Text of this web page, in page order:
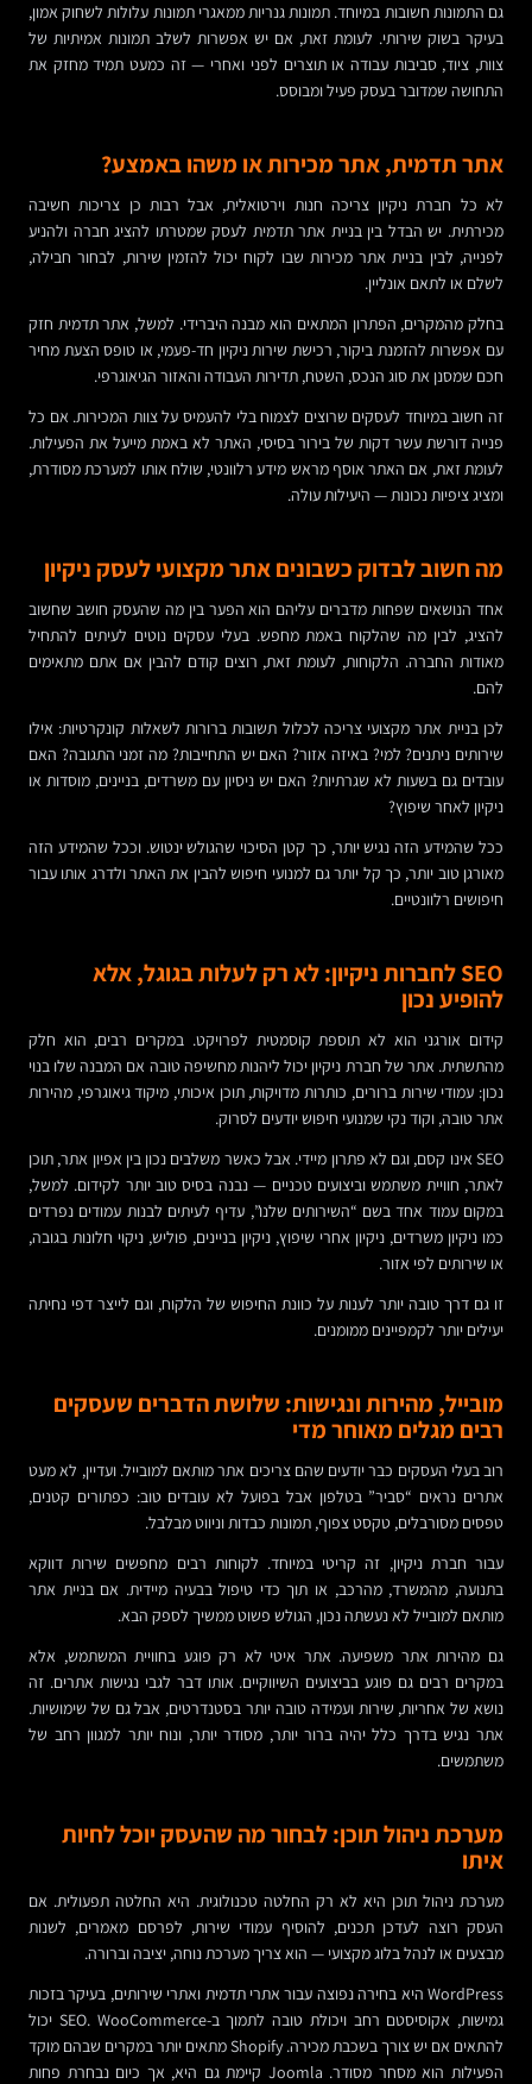
גם התמונות חשובות במיוחד. תמונות גנריות ממאגרי תמונות עלולות לשחוק אמון,
בעיקר בשוק שירותי. לעומת זאת, אם יש אפשרות לשלב תמונות אמיתיות של
צוות, ציוד, סביבות עבודה או תוצרים לפני ואחרי — זה כמעט תמיד מחזק את
התחושה שמדובר בעסק פעיל ומבוסס.
אתר תדמית, אתר מכירות או משהו באמצע?
לא כל חברת ניקיון צריכה חנות וירטואלית, אבל רבות כן צריכות חשיבה
מכירתית. יש הבדל בין בניית אתר תדמית לעסק שמטרתו להציג חברה ולהניע
לפנייה, לבין בניית אתר מכירות שבו לקוח יכול להזמין שירות, לבחור חבילה,
לשלם או לתאם אונליין.
בחלק מהמקרים, הפתרון המתאים הוא מבנה היברידי. למשל, אתר תדמית חזק
עם אפשרות להזמנת ביקור, רכישת שירות ניקיון חד-פעמי, או טופס הצעת מחיר
חכם שמסנן את סוג הנכס, השטח, תדירות העבודה והאזור הגיאוגרפי.
זה חשוב במיוחד לעסקים שרוצים לצמוח בלי להעמיס על צוות המכירות. אם כל
פנייה דורשת עשר דקות של בירור בסיסי, האתר לא באמת מייעל את הפעילות.
לעומת זאת, אם האתר אוסף מראש מידע רלוונטי, שולח אותו למערכת מסודרת,
ומציג ציפיות נכונות — היעילות עולה.
מה חשוב לבדוק כשבונים אתר מקצועי לעסק ניקיון
אחד הנושאים שפחות מדברים עליהם הוא הפער בין מה שהעסק חושב שחשוב
להציג, לבין מה שהלקוח באמת מחפש. בעלי עסקים נוטים לעיתים להתחיל
מאודות החברה. הלקוחות, לעומת זאת, רוצים קודם להבין אם אתם מתאימים
להם.
לכן בניית אתר מקצועי צריכה לכלול תשובות ברורות לשאלות קונקרטיות: אילו
שירותים ניתנים? למי? באיזה אזור? האם יש התחייבות? מה זמני התגובה? האם
עובדים גם בשעות לא שגרתיות? האם יש ניסיון עם משרדים, בניינים, מוסדות או
ניקיון לאחר שיפוץ?
ככל שהמידע הזה נגיש יותר, כך קטן הסיכוי שהגולש ינטוש. וככל שהמידע הזה
מאורגן טוב יותר, כך קל יותר גם למנועי חיפוש להבין את האתר ולדרג אותו עבור
חיפושים רלוונטיים.
SEO לחברות ניקיון: לא רק לעלות בגוגל, אלא
להופיע נכון
קידום אורגני הוא לא תוספת קוסמטית לפרויקט. במקרים רבים, הוא חלק
מהתשתית. אתר של חברת ניקיון יכול ליהנות מחשיפה טובה אם המבנה שלו בנוי
נכון: עמודי שירות ברורים, כותרות מדויקות, תוכן איכותי, מיקוד גיאוגרפי, מהירות
אתר טובה, וקוד נקי שמנועי חיפוש יודעים לסרוק.
SEO אינו קסם, וגם לא פתרון מיידי. אבל כאשר משלבים נכון בין אפיון אתר, תוכן
לאתר, חוויית משתמש וביצועים טכניים — נבנה בסיס טוב יותר לקידום. למשל,
במקום עמוד אחד בשם “השירותים שלנו”, עדיף לעיתים לבנות עמודים נפרדים
כמו ניקיון משרדים, ניקיון אחרי שיפוץ, ניקיון בניינים, פוליש, ניקוי חלונות בגובה,
או שירותים לפי אזור.
זו גם דרך טובה יותר לענות על כוונת החיפוש של הלקוח, וגם לייצר דפי נחיתה
יעילים יותר לקמפיינים ממומנים.
מובייל, מהירות ונגישות: שלושת הדברים שעסקים
רבים מגלים מאוחר מדי
רוב בעלי העסקים כבר יודעים שהם צריכים אתר מותאם למובייל. ועדיין, לא מעט
אתרים נראים “סביר” בטלפון אבל בפועל לא עובדים טוב: כפתורים קטנים,
טפסים מסורבלים, טקסט צפוף, תמונות כבדות וניווט מבלבל.
עבור חברת ניקיון, זה קריטי במיוחד. לקוחות רבים מחפשים שירות דווקא
בתנועה, מהמשרד, מהרכב, או תוך כדי טיפול בבעיה מיידית. אם בניית אתר
מותאם למובייל לא נעשתה נכון, הגולש פשוט ממשיך לספק הבא.
גם מהירות אתר משפיעה. אתר איטי לא רק פוגע בחוויית המשתמש, אלא
במקרים רבים גם פוגע בביצועים השיווקיים. אותו דבר לגבי נגישות אתרים. זה
נושא של אחריות, שירות ועמידה טובה יותר בסטנדרטים, אבל גם של שימושיות.
אתר נגיש בדרך כלל יהיה ברור יותר, מסודר יותר, ונוח יותר למגוון רחב של
משתמשים.
מערכת ניהול תוכן: לבחור מה שהעסק יוכל לחיות
איתו
מערכת ניהול תוכן היא לא רק החלטה טכנולוגית. היא החלטה תפעולית. אם
העסק רוצה לעדכן תכנים, להוסיף עמודי שירות, לפרסם מאמרים, לשנות
מבצעים או לנהל בלוג מקצועי — הוא צריך מערכת נוחה, יציבה וברורה.
WordPress היא בחירה נפוצה עבור אתרי תדמית ואתרי שירותים, בעיקר בזכות
גמישות, אקוסיסטם רחב ויכולת טובה לתמוך ב-SEO. WooCommerce יכול
להתאים אם יש צורך בשכבת מכירה. Shopify מתאים יותר במקרים שבהם מוקד
הפעילות הוא מסחר מסודר. Joomla קיימת גם היא, אך כיום נבחרת פחות